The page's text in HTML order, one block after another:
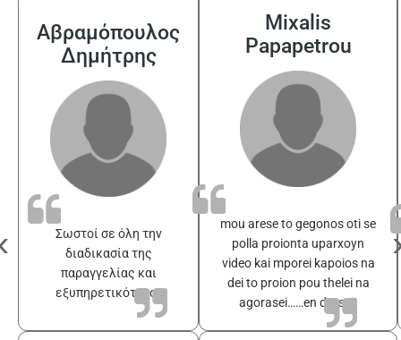
Αβραμόπουλος
Δημήτρης
Σωστοί σε όλη την
διαδικασία της
παραγγελίας και
εξυπηρετικότατοι
Mixalis
Papapetrou
mou arese to gegonos oti se
polla proionta uparxoyn
video kai mporei kapoios na
dei to proion pou thelei na
agorasei……en drasei!